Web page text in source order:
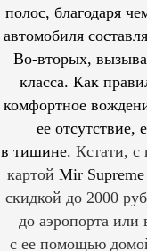
полос, благодаря
автомобиля
Во-вторых,
класса. Как
комфортное
ее отсутствие,
в тишине. Кстати, с
картой Mir Supreme
скидкой до 2000
до аэропорта или
с ее помощью